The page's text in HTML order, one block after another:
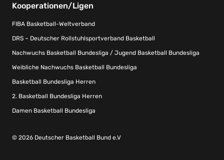
Kooperationen/Ligen
FIBA Basketball-Weltverband
DRS – Deutscher Rollstuhlsportverband Basketball
Nachwuchs Basketball Bundesliga / Jugend Basketball Bundesliga
Weibliche Nachwuchs Basketball Bundesliga
Basketball Bundesliga Herren
2. Basketball Bundesliga Herren
Damen Basketball Bundesliga
© 2026 Deutscher Basketball Bund e.V